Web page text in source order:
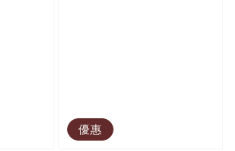
優惠